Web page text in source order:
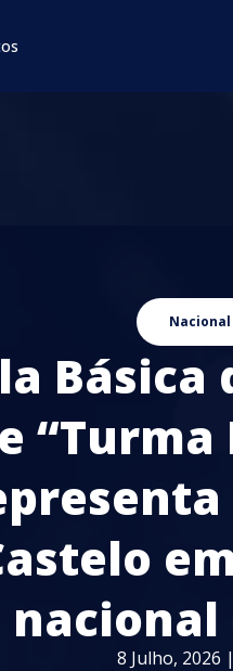
Nacional
nacional
8 Julho, 2026